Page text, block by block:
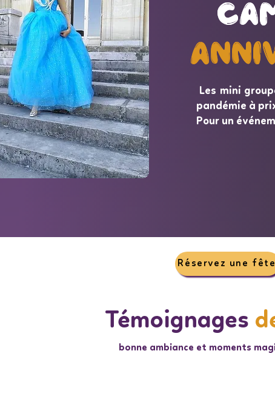
Les mini
pandémie à
Pour un
Réservez une fête
Témoignages
bonne ambiance et moments